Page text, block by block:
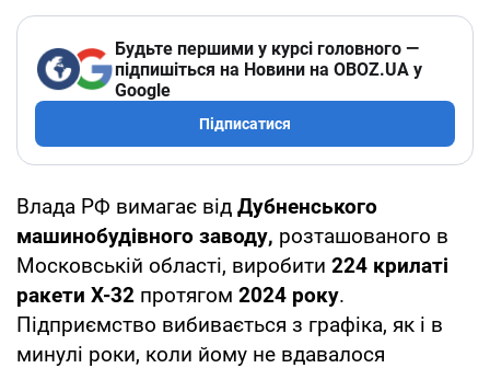
Будьте першими у курсі головного —
підпишіться на Новини на OBOZ.UA у
Google
Підписатися
Влада РФ вимагає від Дубненського
машинобудівного заводу, розташованого в
Московській області, виробити 224 крилаті
ракети X-32 протягом 2024 року.
Підприємство вибивається з графіка, як і в
минулі роки, коли йому не вдавалося